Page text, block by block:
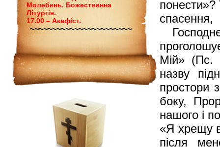
Молебень. Божественна
Літургія.
17.00 – Акафіст.
~~~~~~~~~~~~~~~~~~~~~~~
Мій» (Пс.
назву
простори
боку,
нашого і
«Я хрещу
після